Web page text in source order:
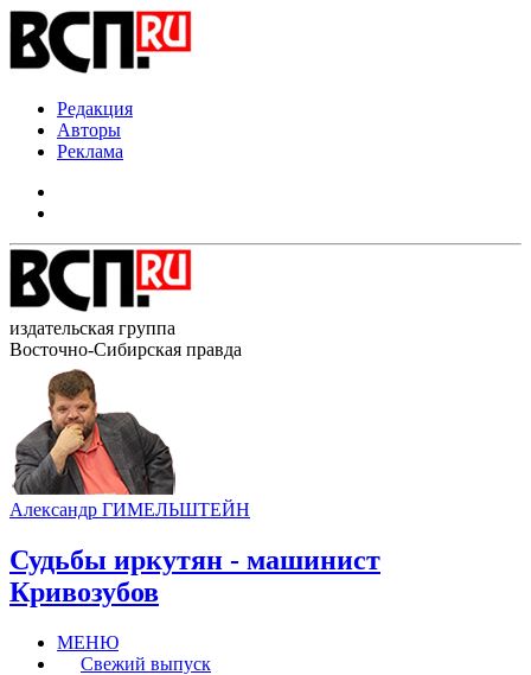
Редакция
Авторы
Реклама
издательская группа
Восточно-Сибирская правда
Александр ГИМЕЛЬШТЕЙН
Судьбы иркутян - машинист
Кривозубов
МЕНЮ
Свежий выпуск